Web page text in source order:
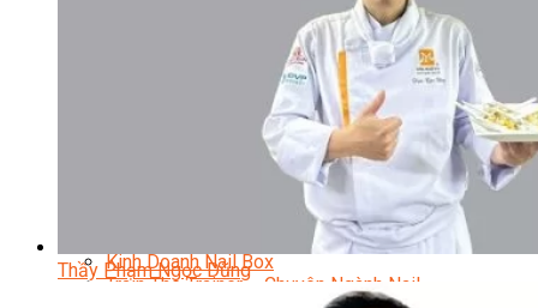
Kỹ Thuật Tạo Sợi Hairstroke
Barber Chuyên Nghiệp
Kỹ Thuật Chải Bới Tóc Chuyên Nghiệp
Quản Lý Hair Salon Chuyên Nghiệp
Nối Mi Chuyên Nghiệp
Quản Lý Nail Salon Chuyên Nghiệp
Kỹ Thuật Nhuộm – Uốn – Duỗi
Kinh Doanh Nail Box
Train The Trainer – Chuyên Ngành Nail
Thầy Phạm Ngọc Dũng